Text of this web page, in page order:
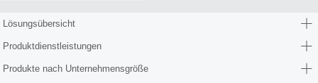
Lösungsübersicht
Produktdienstleistungen
Produkte nach Unternehmensgröße